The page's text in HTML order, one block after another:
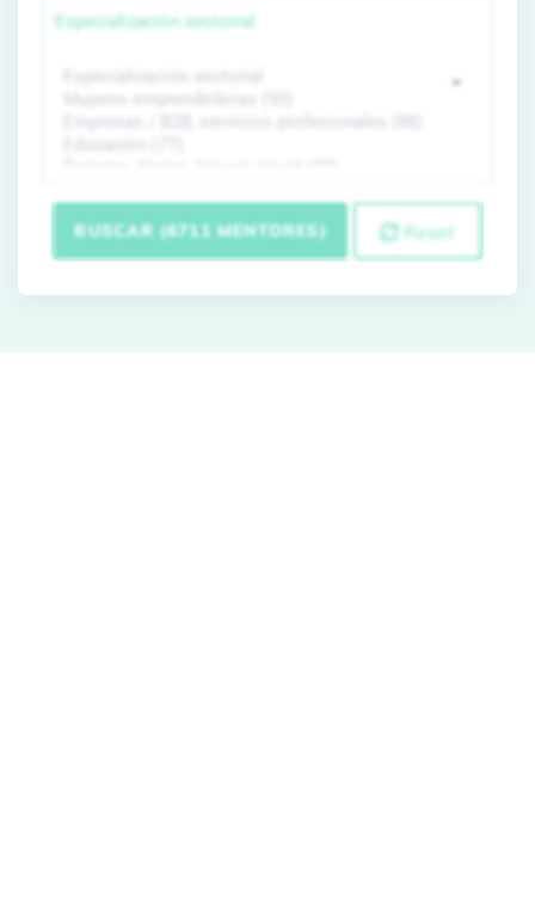
Especialización sectorial
BUSCAR (6711 MENTORES) Reset